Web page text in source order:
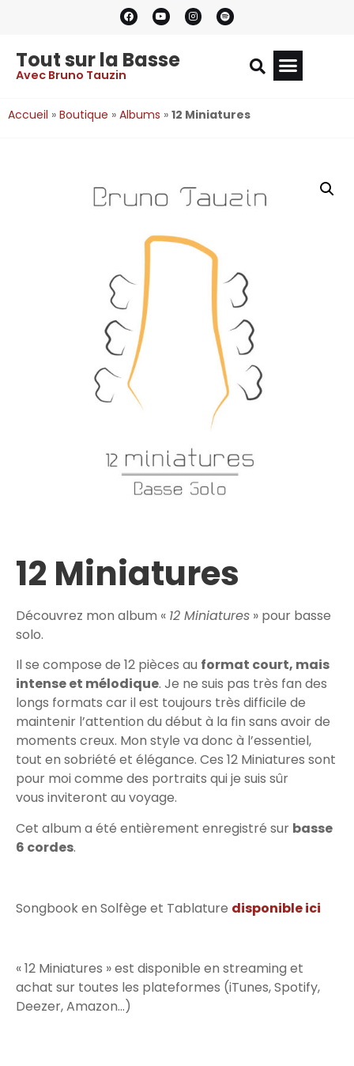
Tout sur la Basse
Avec Bruno Tauzin
Accueil » Boutique » Albums » 12 Miniatures
12 Miniatures
Découvrez mon album « 12 Miniatures » pour basse
solo.
Il se compose de 12 pièces au format court, mais
intense et mélodique. Je ne suis pas très fan des
longs formats car il est toujours très difficile de
maintenir l’attention du début à la fin sans avoir de
moments creux. Mon style va donc à l’essentiel,
tout en sobriété et élégance. Ces 12 Miniatures sont
pour moi comme des portraits qui je suis sûr
vous inviteront au voyage.
Cet album a été entièrement enregistré sur basse
6 cordes.
Songbook en Solfège et Tablature disponible ici
« 12 Miniatures » est disponible en streaming et
achat sur toutes les plateformes (iTunes, Spotify,
Deezer, Amazon…)